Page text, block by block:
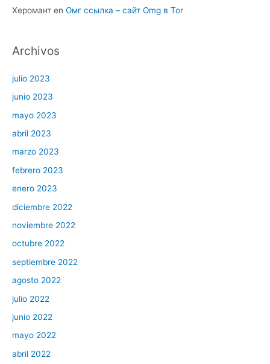
Херомант en Омг ссылка – сайт Omg в Tor
Archivos
julio 2023
junio 2023
mayo 2023
abril 2023
marzo 2023
febrero 2023
enero 2023
diciembre 2022
noviembre 2022
octubre 2022
septiembre 2022
agosto 2022
julio 2022
junio 2022
mayo 2022
abril 2022